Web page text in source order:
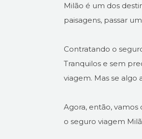
Milão é um dos
paisagens, passar
Contratando o
Tranquilos e sem
viagem. Mas se algo
Agora, então,
o seguro viagem